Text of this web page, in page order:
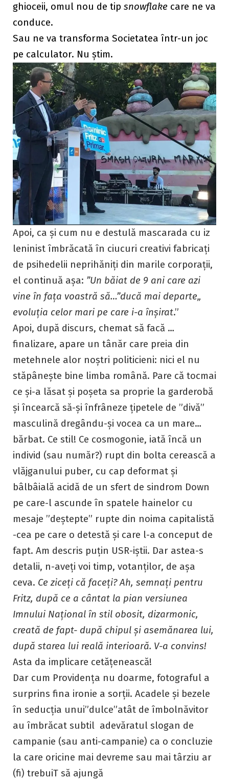
ghioceii, omul nou de tip snowflake care ne va
conduce.
Sau ne va transforma Societatea într-un joc
pe calculator. Nu știm.
Apoi, ca și cum nu e destulă mascarada cu iz
leninist îmbrăcată în ciucuri creativi fabricați
de psihedelii neprihăniți din marile corporații,
el continuă așa: ”Un băiat de 9 ani care azi
vine în fața voastră să…”ducă mai departe„
evoluția celor mari pe care i-a înșirat.”
Apoi, după discurs, chemat să facă …
finalizare, apare un tânăr care preia din
metehnele alor noștri politicieni: nici el nu
stăpânește bine limba română. Pare că tocmai
ce și-a lăsat și poșeta sa proprie la garderobă
și încearcă să-și înfrâneze țipetele de ”divă”
masculină dregându-și vocea ca un mare…
bărbat. Ce stil! Ce cosmogonie, iată încă un
individ (sau număr?) rupt din bolta cerească a
vlăjganului puber, cu cap deformat și
bâlbâială acidă de un sfert de sindrom Down
pe care-l ascunde în spatele hainelor cu
mesaje ”deștepte” rupte din noima capitalistă
-cea pe care o detestă și care l-a conceput de
fapt. Am descris puțin USR-iștii. Dar astea-s
detalii, n-aveți voi timp, votanților, de așa
ceva. Ce ziceți că faceți? Ah, semnați pentru
Fritz, după ce a cântat la pian versiunea
Imnului Național în stil obosit, dizarmonic,
creată de fapt- după chipul și asemănarea lui,
după starea lui reală interioară. V-a convins!
Asta da implicare cetățenească!
Dar cum Providența nu doarme, fotograful a
surprins fina ironie a sorții. Acadele și bezele
în seducția unui”dulce”atât de îmbolnăvitor
au îmbrăcat subtil adevăratul slogan de
campanie (sau anti-campanie) ca o concluzie
la care oricine mai devreme sau mai târziu ar
(fi) trebuiT să ajungă